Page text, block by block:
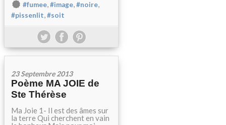
#fumee,#image,#noire,
#pissenlit,#soit
23 Septembre 2013
Poème MA JOIE de
Ste Thérèse
Ma Joie 1- Il est des âmes sur
la terre Qui cherchent en vain